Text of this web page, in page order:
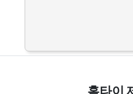
홈타이